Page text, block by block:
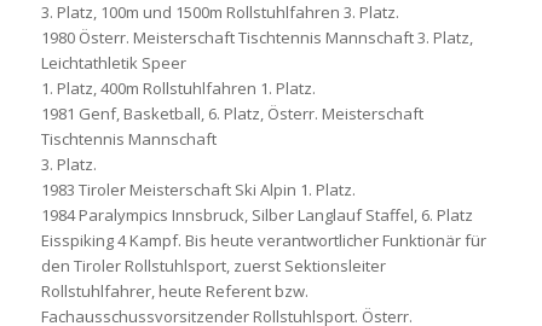
3. Platz, 100m und 1500m Rollstuhlfahren 3. Platz.
1980 Österr. Meisterschaft Tischtennis Mannschaft 3. Platz,
Leichtathletik Speer
1. Platz, 400m Rollstuhlfahren 1. Platz.
1981 Genf, Basketball, 6. Platz, Österr. Meisterschaft
Tischtennis Mannschaft
3. Platz.
1983 Tiroler Meisterschaft Ski Alpin 1. Platz.
1984 Paralympics Innsbruck, Silber Langlauf Staffel, 6. Platz
Eisspiking 4 Kampf. Bis heute verantwortlicher Funktionär für
den Tiroler Rollstuhlsport, zuerst Sektionsleiter
Rollstuhlfahrer, heute Referent bzw.
Fachausschussvorsitzender Rollstuhlsport. Österr.